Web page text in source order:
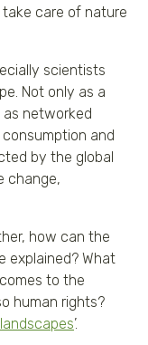
care of nature
scientists
Not only as a
as networked
and
by the global
change,
how can the
explained? What
to the
human rights?
’.